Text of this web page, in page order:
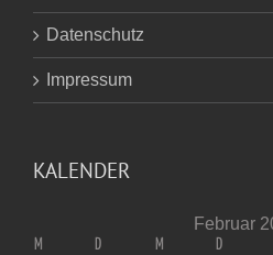
Datenschutz
Impressum
KALENDER
Februar
M D M D